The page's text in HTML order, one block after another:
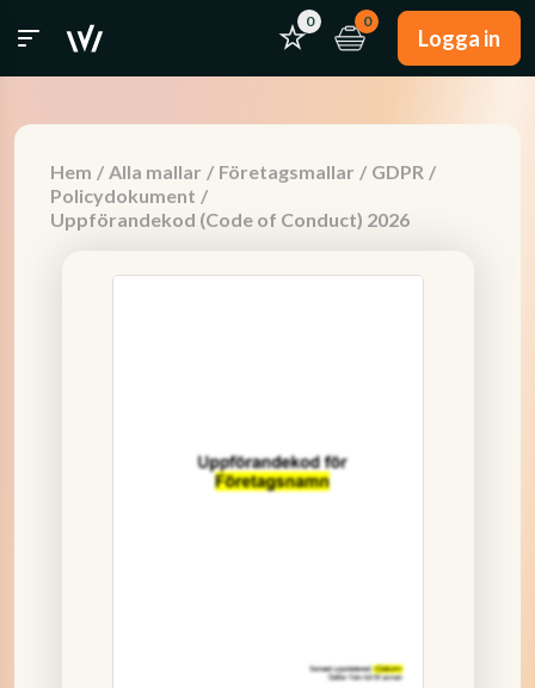
0 0
Logga in
Hem / Alla mallar / Företagsmallar / GDPR /
Policydokument /
Uppförandekod (Code of Conduct) 2026